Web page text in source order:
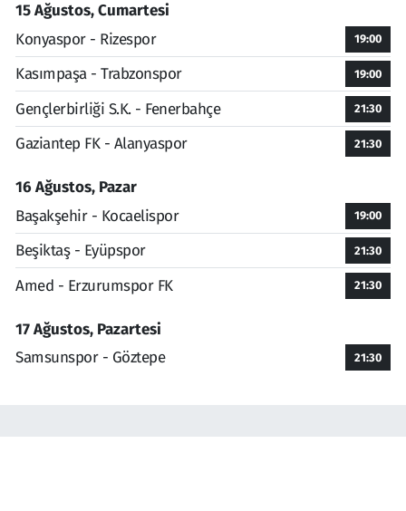
15 Ağustos, Cumartesi
Konyaspor - Rizespor
19:00
Kasımpaşa - Trabzonspor 19:00
Gençlerbirliği S.K. - Fenerbahçe 21:30
Gaziantep FK - Alanyaspor 21:30
16 Ağustos, Pazar
Başakşehir - Kocaelispor
19:00
Beşiktaş - Eyüpspor 21:30
Amed - Erzurumspor FK 21:30
17 Ağustos, Pazartesi
Samsunspor - Göztepe
21:30